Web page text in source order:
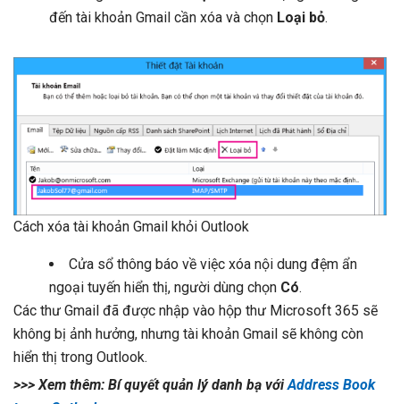
đến tài khoản Gmail cần xóa và chọn Loại bỏ.
Cách xóa tài khoản Gmail khỏi Outlook
Cửa sổ thông báo về việc xóa nội dung đệm ẩn
ngoại tuyến hiển thị, người dùng chọn Có.
Các thư Gmail đã được nhập vào hộp thư Microsoft 365 sẽ
không bị ảnh hưởng, nhưng tài khoản Gmail sẽ không còn
hiển thị trong Outlook.
>>> Xem thêm: Bí quyết quản lý danh bạ vớiAddress Book